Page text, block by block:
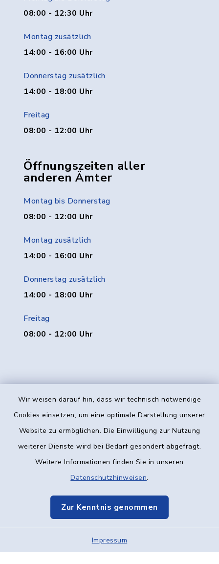
Wir weisen darauf hin, dass wir technisch notwendige
Cookies einsetzen, um eine optimale Darstellung unserer
Website zu ermöglichen. Die Einwilligung zur Nutzung
weiterer Dienste wird bei Bedarf gesondert abgefragt.
Weitere Informationen finden Sie in unseren
Datenschutzhinweisen.
Zur Kenntnis genommen
Impressum
08:00 - 12:30 Uhr
Montag zusätzlich
14:00 - 16:00 Uhr
Donnerstag zusätzlich
14:00 - 18:00 Uhr
Freitag
08:00 - 12:00 Uhr
Öffnungszeiten aller
anderen Ämter
Montag bis Donnerstag
08:00 - 12:00 Uhr
Montag zusätzlich
14:00 - 16:00 Uhr
Donnerstag zusätzlich
14:00 - 18:00 Uhr
Freitag
08:00 - 12:00 Uhr
Kontakt
Datenschutz
Elektronische Kommunikation
Sitemap